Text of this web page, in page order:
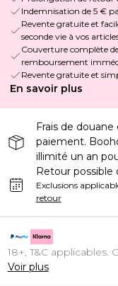
Indemnisation de 5 €
Revente gratuite et
seconde vie à vos
Couverture complète
remboursement
Revente gratuite et
En savoir plus
Frais de
paiement.
illimité un an
Retour possible
Exclusions
retour
18+, T&C applicables.
Voir plus